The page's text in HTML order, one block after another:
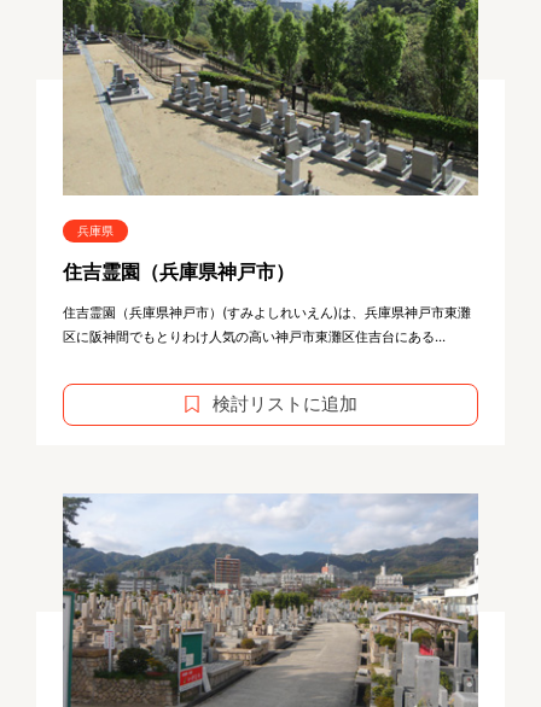
兵庫県
住吉霊園（兵庫県神戸市）
住吉霊園（兵庫県神戸市）(すみよしれいえん)は、兵庫県神戸市東灘
区に阪神間でもとりわけ人気の高い神戸市東灘区住吉台にある...
検討リストに追加